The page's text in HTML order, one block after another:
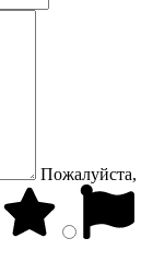
Пожалуйста,